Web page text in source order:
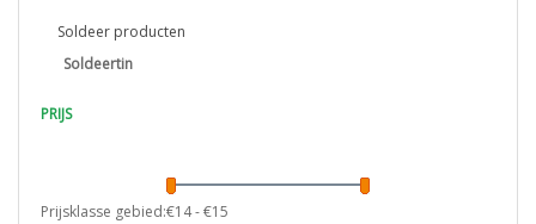
Soldeer producten
Soldeertin
PRIJS
Prijsklasse gebied:€14- €15